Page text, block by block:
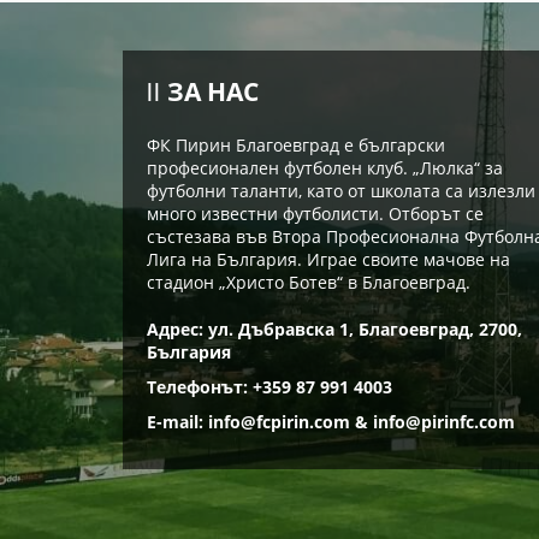
ЗА НАС
ФК Пирин Благоевград е български
професионален футболен клуб. „Люлка“ за
футболни таланти, като от школата са излезли
много известни футболисти. Отборът се
състезава във Втора Професионална
Лига на България. Играе своите мачове на
стадион „Христо Ботев“ в Благоевград.
Адрес: ул. Дъбравска 1, Благоевград, 2700,
България
Телефонът: +359 87 991 4003
E-mail: info@fcpirin.com & info@pirinfc.com